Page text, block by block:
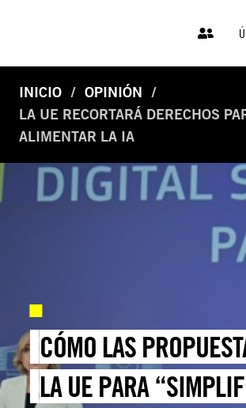
INICIO
OPINIÓN
LA UE RECORTARÁ DERECHOS
ALIMENTAR LA IA
CÓMO LAS
LA UE PARA